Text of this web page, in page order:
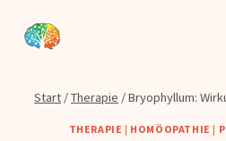
Inhalt
Start /Therapie /Bryophyllum:
THERAPIE | HOMÖOPATHIE |